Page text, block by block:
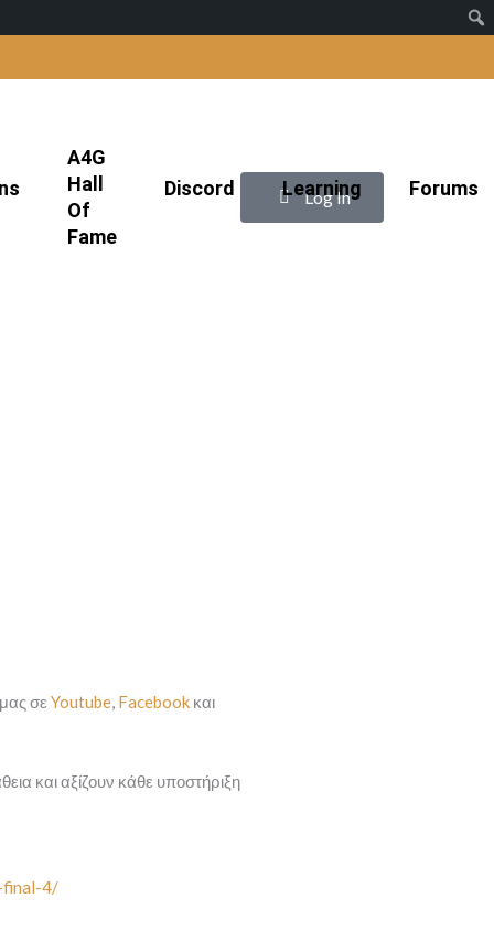
A4G
Hall
Of
Fame
Discord Learning Forums
| Log In
σε Youtube, Facebook και
και αξίζουν κάθε υποστήριξη
4/